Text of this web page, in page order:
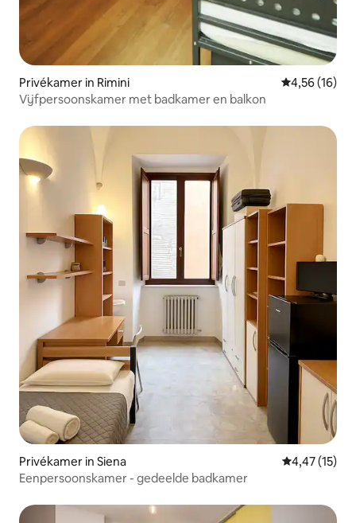
Privékamer in Rimini Gemiddelde
4,56 (16)
Vijfpersoonskamer met badkamer en balkon
Privékamer in Siena Gemiddelde
4,47 (15)
Eenpersoonskamer - gedeelde badkamer